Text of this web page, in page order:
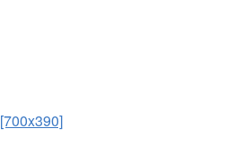
[700x390]